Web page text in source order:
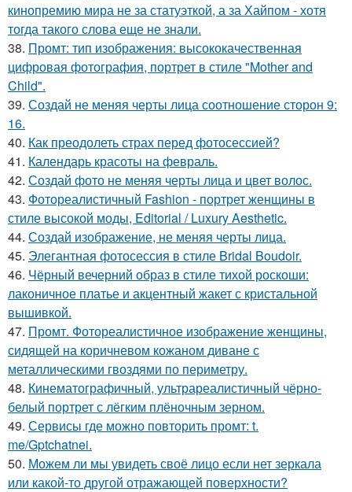
кинопремию мира не за статуэткой, а за Хайпом - хотя
тогда такого слова еще не знали.
38. Промт: тип изображения: высококачественная
цифровая фотография, портрет в стиле "Mother and
Child".
39. Создай не меняя черты лица соотношение сторон 9:
16.
40. Как преодолеть страх перед фотосессией?
41. Календарь красоты на февраль.
42. Создай фото не меняя черты лица и цвет волос.
43. Фотореалистичный Fashion - портрет женщины в
стиле высокой моды, Editorial / Luxury Aesthetic.
44. Создай изображение, не меняя черты лица.
45. Элегантная фотосессия в стиле Bridal Boudoir.
46. Чёрный вечерний образ в стиле тихой роскоши:
лаконичное платье и акцентный жакет с кристальной
вышивкой.
47. Промт. Фотореалистичное изображение женщины,
сидящей на коричневом кожаном диване с
металлическими гвоздями по периметру.
48. Кинематографичный, ультрареалистичный чёрно-
белый портрет с лёгким плёночным зерном.
49. Сервисы где можно повторить промт: t.
me/Gptchatnei.
50. Можем ли мы увидеть своё лицо если нет зеркала
или какой-то другой отражающей поверхности?